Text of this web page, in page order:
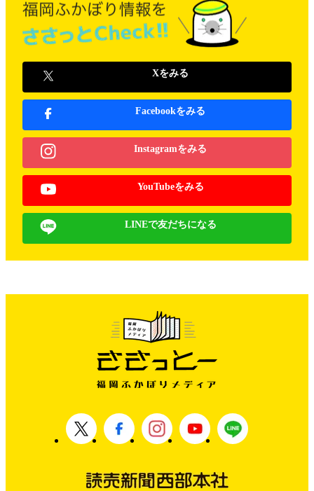
Xをみる
Facebookをみる
Instagramをみる
YouTubeをみる
LINEで友だちになる